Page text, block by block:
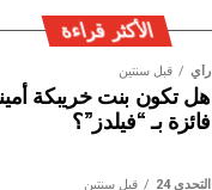
الأكثر قراءة
رأي قبل سنتين
هل تكون بنت خريبكة
فائزة بـ “فيلدز”؟
التحدي 24 قبل سنتين